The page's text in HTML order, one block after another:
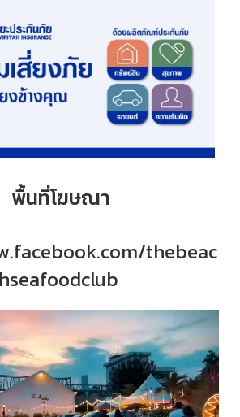
พื้นที่โฆษณา
thebeac
hseafoodclub